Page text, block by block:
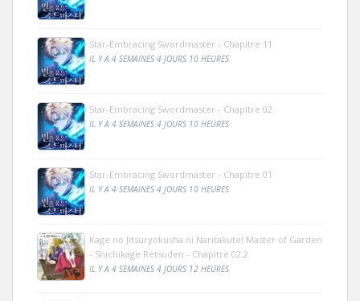
Star-Embracing Swordmaster - Chapitre 11
IL Y A 4 SEMAINES 4 JOURS 10 HEURES
Star-Embracing Swordmaster - Chapitre 02
IL Y A 4 SEMAINES 4 JOURS 10 HEURES
Star-Embracing Swordmaster - Chapitre 01
IL Y A 4 SEMAINES 4 JOURS 10 HEURES
Kage no Jitsuryokusha ni Naritakute! Master of Garden
- Shichikage Retsuden - Chapitre 02.2
IL Y A 4 SEMAINES 4 JOURS 12 HEURES